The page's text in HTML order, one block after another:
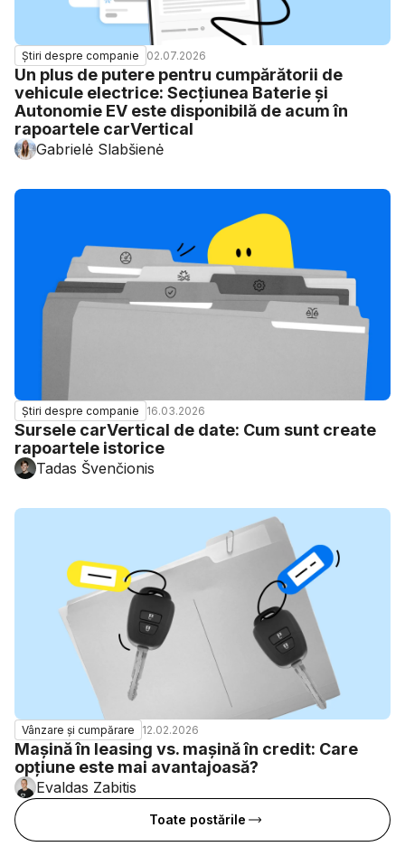
Știri despre companie 02.07.2026
Un plus de putere pentru cumpărătorii de
vehicule electrice: Secțiunea Baterie și
Autonomie EV este disponibilă de acum în
rapoartele carVertical
Gabrielė Slabšienė
Știri despre companie 16.03.2026
Sursele carVertical de date: Cum sunt create
rapoartele istorice
Tadas Švenčionis
Vânzare și cumpărare 12.02.2026
Mașină în leasing vs. mașină în credit: Care
opțiune este mai avantajoasă?
Evaldas Zabitis
Toate postările